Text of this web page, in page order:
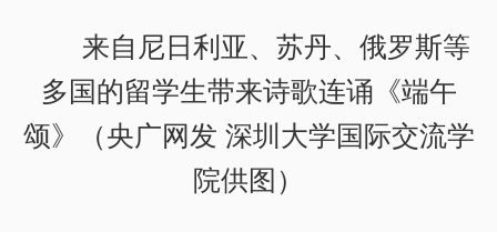
来自尼日利亚、苏丹、俄罗斯等
多国的留学生带来诗歌连诵《端午
颂》（央广网发 深圳大学国际交流学
院供图）